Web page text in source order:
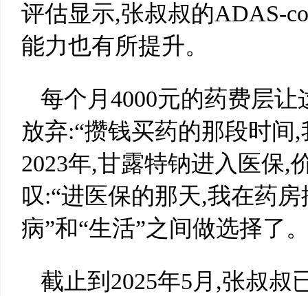
评估显示,张叔叔的ADAS-
能力也有所提升。
每个月4000元的药费层
放弃:“攒钱买药的那段时间
2023年,甘露特钠进入医保,
叹:“进医保的那天,我在药
病”和“生活”之间做选择了
截止到2025年5月,张叔叔